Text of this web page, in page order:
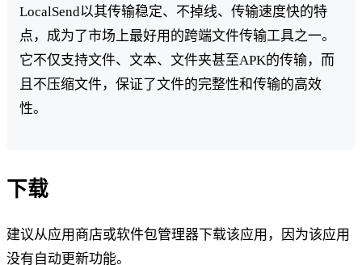
LocalSend以其传输稳定、不掉线、传输速度快的特
点，成为了市场上最好用的跨端文件传输工具之一。
它不仅支持文件、文本、文件夹甚至APK的传输，而
且不压缩文件，保证了文件的完整性和传输的高效
性。
下载
建议从应用商店或软件包管理器下载该应用，因为该应用
没有自动更新功能。